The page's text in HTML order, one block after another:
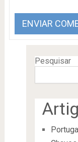
Pesquisar